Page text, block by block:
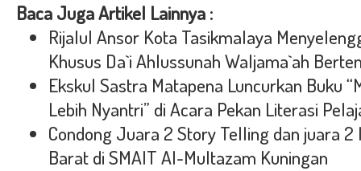
Baca Juga Artikel Lainnya :
Rijalul Ansor Kota Tasikmalaya
Khusus Da`i Ahlussunah Waljama`ah
Ekskul Sastra Matapena Luncurkan Buku
Lebih Nyantri” di Acara Pekan Literasi
Condong Juara 2 Story Telling dan juara
Barat di SMAIT Al-Multazam Kuningan